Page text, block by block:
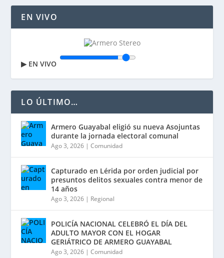
EN VIVO
▶EN VIVO
LO ÚLTIMO…
Armero Guayabal eligió su nueva Asojuntas
durante la jornada electoral comunal
Ago 3, 2026 |Comunidad
Capturado en Lérida por orden judicial por
presuntos delitos sexuales contra menor de
14 años
Ago 3, 2026 | Regional
POLICÍA NACIONAL CELEBRÓ EL DÍA DEL
ADULTO MAYOR CON EL HOGAR
GERIÁTRICO DE ARMERO GUAYABAL
Ago 3, 2026 |Comunidad